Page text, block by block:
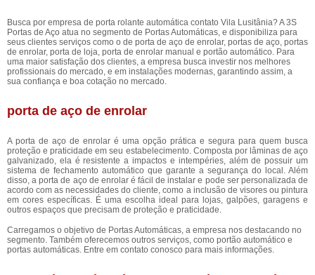
Busca por empresa de porta rolante automática contato Vila Lusitânia? A 3S
Portas de Aço atua no segmento de Portas Automáticas, e disponibiliza para
seus clientes serviços como o de porta de aço de enrolar, portas de aço, portas
de enrolar, porta de loja, porta de enrolar manual e portão automático. Para
uma maior satisfação dos clientes, a empresa busca investir nos melhores
profissionais do mercado, e em instalações modernas, garantindo assim, a
sua confiança e boa cotação no mercado.
porta de aço de enrolar
A porta de aço de enrolar é uma opção prática e segura para quem busca
proteção e praticidade em seu estabelecimento. Composta por lâminas de aço
galvanizado, ela é resistente a impactos e intempéries, além de possuir um
sistema de fechamento automático que garante a segurança do local. Além
disso, a porta de aço de enrolar é fácil de instalar e pode ser personalizada de
acordo com as necessidades do cliente, como a inclusão de visores ou pintura
em cores específicas. É uma escolha ideal para lojas, galpões, garagens e
outros espaços que precisam de proteção e praticidade.
Carregamos o objetivo de Portas Automáticas, a empresa nos destacando no
segmento. Também oferecemos outros serviços, como portão automático e
portas automáticas. Entre em contato conosco para mais informações.